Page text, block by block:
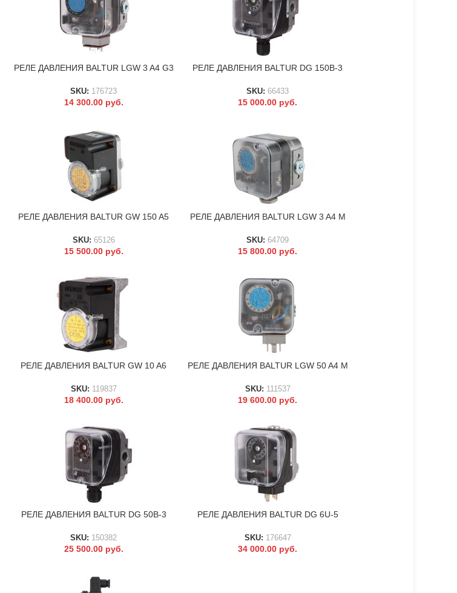
В КОРЗИНУ
РЕЛЕ ДАВЛЕНИЯ BALTUR LGW 3 A4 G3
SKU: 176723
14 300.00 руб.
В КОРЗИНУ
РЕЛЕ ДАВЛЕНИЯ BALTUR DG 150B-3
SKU:66433
15 000.00 руб.
В КОРЗИНУ
РЕЛЕ ДАВЛЕНИЯ BALTUR GW 150 A5
SKU: 65126
15 500.00 руб.
В КОРЗИНУ
РЕЛЕ ДАВЛЕНИЯ BALTUR LGW 3 A4 M
SKU:64709
15 800.00 руб.
В КОРЗИНУ
РЕЛЕ ДАВЛЕНИЯ BALTUR GW 10 A6
SKU: 119837
18 400.00 руб.
В КОРЗИНУ
РЕЛЕ ДАВЛЕНИЯ BALTUR LGW 50 A4 M
SKU: 111537
19 600.00 руб.
В КОРЗИНУ
РЕЛЕ ДАВЛЕНИЯ BALTUR DG 50B-3
SKU: 150382
25 500.00 руб.
В КОРЗИНУ
РЕЛЕ ДАВЛЕНИЯ BALTUR DG 6U-5
SKU: 176647
34 000.00 руб.